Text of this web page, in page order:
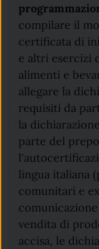
compilare il
certificata di
e altri esercizi
alimenti e
allegare la
requisiti da
la
parte del
lingua italiana
comunitari e
vendita di
accisa, le